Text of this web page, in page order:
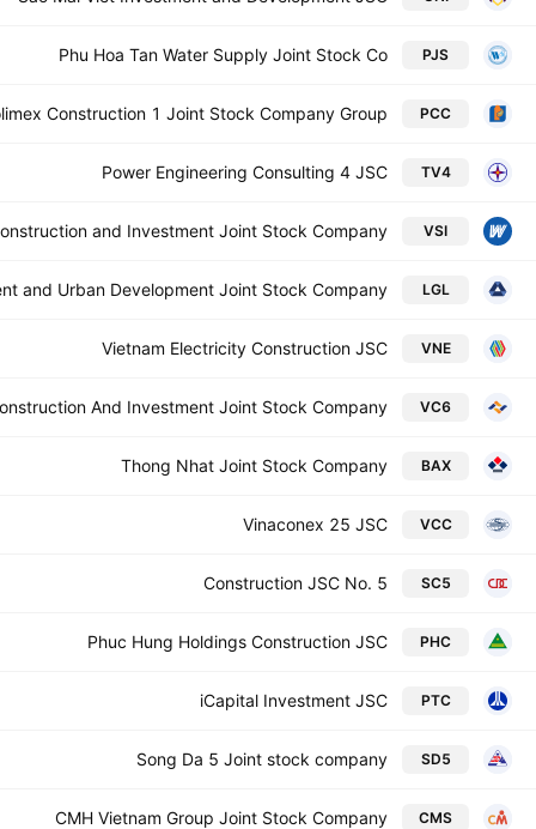
PJS
Phu Hoa Tan Water Supply Joint Stock Co
PCC
Construction 1 Joint Stock Company Group
TV4
Power Engineering Consulting 4 JSC
VSI
and Investment Joint Stock Company
LGL
and Urban Development Joint Stock Company
VNE
Vietnam Electricity Construction JSC
VC6
And Investment Joint Stock Company
BAX
Thong Nhat Joint Stock Company
VCC
Vinaconex 25 JSC
SC5
Construction JSC No. 5
PHC
Phuc Hung Holdings Construction JSC
PTC
iCapital Investment JSC
SD5
Song Da 5 Joint stock company
CMS
CMH Vietnam Group Joint Stock Company